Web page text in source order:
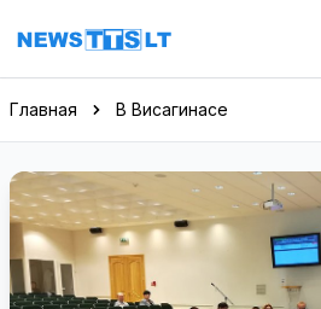
Перейти к содержимому
Главная В Висагинасе